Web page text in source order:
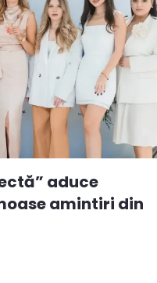
aduce
amintiri din